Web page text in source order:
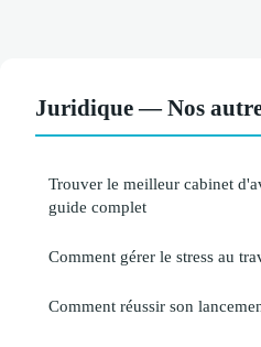
Juridique — Nos
Trouver le meilleur cabinet
guide complet
Comment gérer le stress au
Comment réussir son